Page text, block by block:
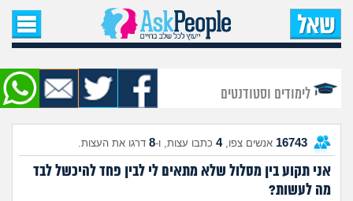
עמוד הבית
שאל שאלה
שאלות חדשות
שאלות שעוררו עניין
לימודים וסטודנטים
16743 אנשים צפו,4 כתבו עצות, ו-8 דרגו את העצות.
אני תקוע בין מסלול שלא מתאים לי לבין פחד להיכשל לבד
מה לעשות?